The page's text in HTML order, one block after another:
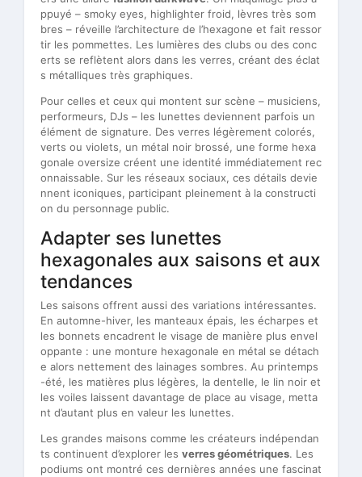
ppuyé – smoky eyes, highlighter froid, lèvres très som
bres – réveille l’architecture de l’hexagone et fait ressor
tir les pommettes. Les lumières des clubs ou des conc
erts se reflètent alors dans les verres, créant des éclat
s métalliques très graphiques.
Pour celles et ceux qui montent sur scène – musiciens,
performeurs, DJs – les lunettes deviennent parfois un
élément de signature. Des verres légèrement colorés,
verts ou violets, un métal noir brossé, une forme hexa
gonale oversize créent une identité immédiatement rec
onnaissable. Sur les réseaux sociaux, ces détails devie
nnent iconiques, participant pleinement à la constructi
on du personnage public.
Adapter ses lunettes
hexagonales aux saisons et aux
tendances
Les saisons offrent aussi des variations intéressantes.
En automne-hiver, les manteaux épais, les écharpes et
les bonnets encadrent le visage de manière plus envel
oppante : une monture hexagonale en métal se détach
e alors nettement des lainages sombres. Au printemps
-été, les matières plus légères, la dentelle, le lin noir et
les voiles laissent davantage de place au visage, metta
nt d’autant plus en valeur les lunettes.
Les grandes maisons comme les créateurs indépendan
ts continuent d’explorer les verres géométriques. Les
podiums ont montré ces dernières années une fascinat